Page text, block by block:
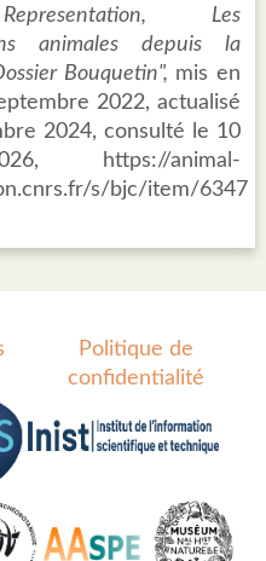
Les
animales depuis la
Bouquetin", mis en
2022, actualisé
2024, consulté le 10
https://animal-
s/bjc/item/6347
Politique de
confidentialité